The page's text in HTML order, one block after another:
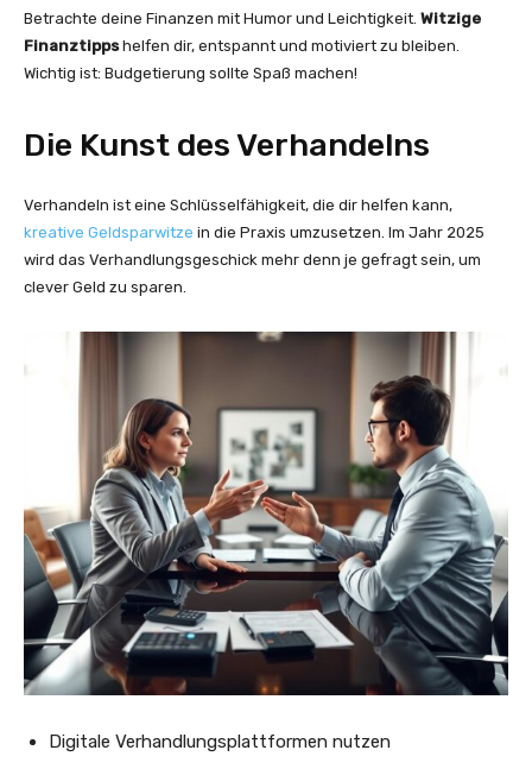
Betrachte deine Finanzen mit Humor und Leichtigkeit. Witzige
Finanztippshelfen dir, entspannt und motiviert zu bleiben.
Wichtig ist: Budgetierung sollte Spaß machen!
Die Kunst des Verhandelns
Verhandeln ist eine Schlüsselfähigkeit, die dir helfen kann,
kreative Geldsparwitze in die Praxis umzusetzen. Im Jahr 2025
wird das Verhandlungsgeschick mehr denn je gefragt sein, um
clever Geld zu sparen.
Digitale Verhandlungsplattformen nutzen